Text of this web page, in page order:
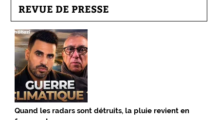
REVUE DE PRESSE
Quand les radars sont détruits, la pluie revient en